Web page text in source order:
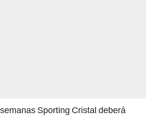
Sporting Cristal deberá